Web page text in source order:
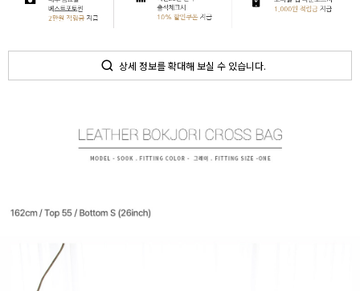
상세 정보를 확대해 보실 수 있습니다.